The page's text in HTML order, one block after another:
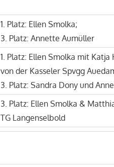
1. Platz: Ellen Smolka;
3. Platz: Annette Aumüller
1. Platz: Ellen Smolka mit Katja
von der Kasseler Spvgg
3. Platz: Sandra Dony und
3. Platz: Ellen Smolka &
TG Langenselbold